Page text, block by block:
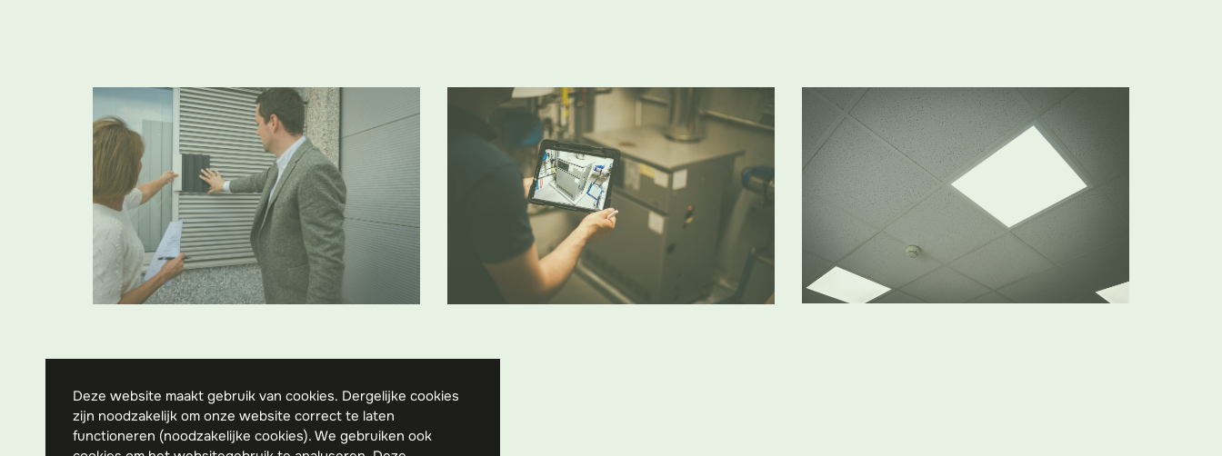
Deze website maakt gebruik van cookies. Dergelijke cookies
zijn noodzakelijk om onze website correct te laten
functioneren (noodzakelijke cookies). We gebruiken ook